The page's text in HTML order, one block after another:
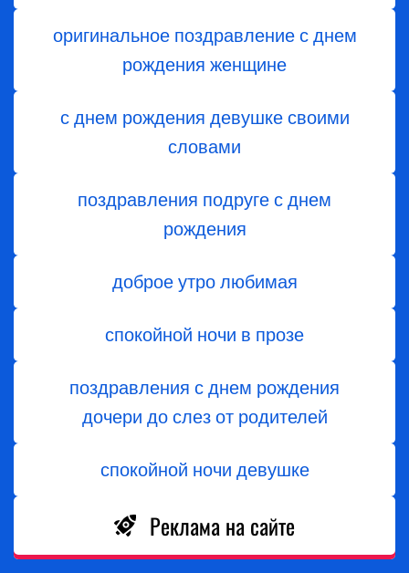
оригинальное поздравление с днем
рождения женщине
с днем рождения девушке своими
словами
поздравления подруге с днем
рождения
доброе утро любимая
спокойной ночи в прозе
поздравления с днем ​​рождения
дочери до слез от родителей
спокойной ночи девушке
Реклама на сайте